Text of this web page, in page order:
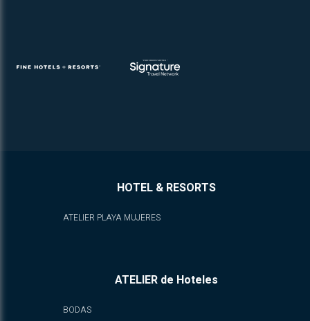
HOTEL & RESORTS
ATELIER PLAYA MUJERES
ATELIER de Hoteles
BODAS